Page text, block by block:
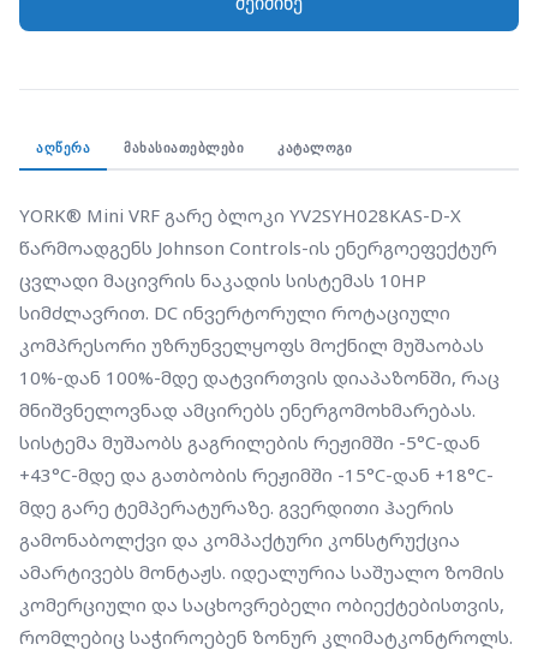
სისტემა მუშაობს გაგრილების რეჟიმში -5°C-დან
ამარტივებს მონტაჟს. იდეალურია საშუალო ზომის
კომერციული და საცხოვრებელი ობიექტებისთვის,
რომლებიც საჭიროებენ ზონურ კლიმატკონტროლს.
ᲐᲦᲬᲔᲠᲐ ᲛᲐᲮᲐᲡᲘᲐᲗᲔᲑᲚᲔᲑᲘ ᲙᲐᲢᲐᲚᲝᲒᲘ
YORK® Mini VRF გარე ბლოკი YV2SYH028KAS-D-X
წარმოადგენს Johnson Controls-ის ენერგოეფექტურ
ცვლადი მაცივრის ნაკადის სისტემას 10HP
სიმძლავრით. DC ინვერტორული როტაციული
კომპრესორი უზრუნველყოფს მოქნილ მუშაობას
10%-დან 100%-მდე დატვირთვის დიაპაზონში, რაც
მნიშვნელოვნად ამცირებს ენერგომოხმარებას.
სისტემა მუშაობს გაგრილების რეჟიმში -5°C-დან
+43°C-მდე და გათბობის რეჟიმში -15°C-დან +18°C-
მდე გარე ტემპერატურაზე. გვერდითი ჰაერის
გამონაბოლქვი და კომპაქტური კონსტრუქცია
ამარტივებს მონტაჟს. იდეალურია საშუალო ზომის
კომერციული და საცხოვრებელი ობიექტებისთვის,
რომლებიც საჭიროებენ ზონურ კლიმატკონტროლს.